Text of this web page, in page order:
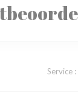
Service: